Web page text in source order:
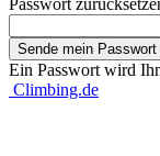
Passwort
Ein Passwort wird
Climbing.de